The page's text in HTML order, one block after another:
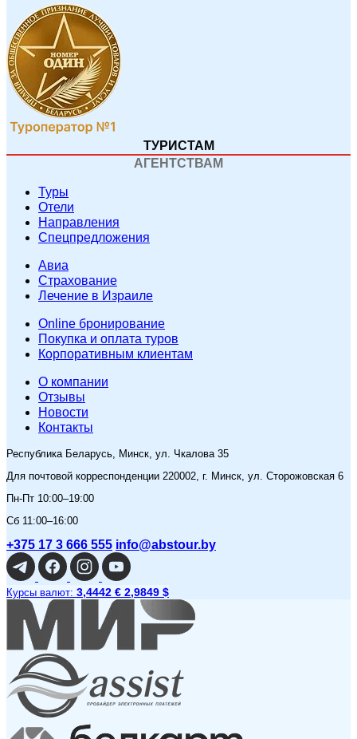
ТУРИСТАМ
АГЕНТСТВАМ
Туры
Отели
Направления
Спецпредложения
Авиа
Страхование
Лечение в Израиле
Online бронирование
Покупка и оплата туров
Корпоративным клиентам
O компании
Отзывы
Новости
Контакты
Республика Беларусь, Минск, ул. Чкалова 35
Для почтовой корреспонденции 220002, г. Минск, ул. Сторожовская 6
Пн-Пт 10:00–19:00
Сб 11:00–16:00
+375 17 3 666 555 info@abstour.by
Курсы валют: 3,4442 € 2,9849 $